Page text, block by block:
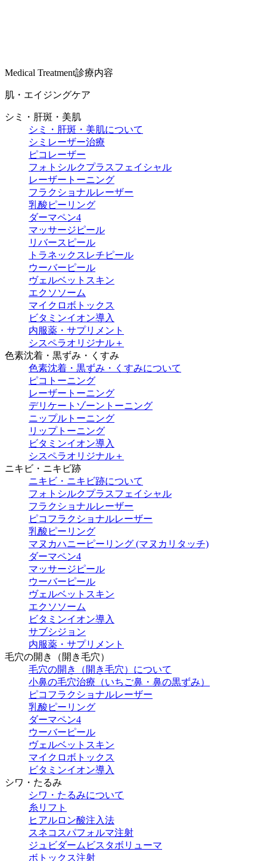
Medical Treatment診療内容
肌・エイジングケア
シミ・肝斑・美肌
シミ・肝斑・美肌について
シミレーザー治療
ピコレーザー
フォトシルクプラスフェイシャル
レーザートーニング
フラクショナルレーザー
乳酸ピーリング
ダーマペン4
マッサージピール
リバースピール
トラネックスレチピール
ウーバーピール
ヴェルベットスキン
エクソソーム
マイクロボトックス
ビタミンイオン導入
内服薬・サプリメント
シスペラオリジナル＋
色素沈着・黒ずみ・くすみ
色素沈着・黒ずみ・くすみについて
ピコトーニング
レーザートーニング
デリケートゾーントーニング
ニップルトーニング
リップトーニング
ビタミンイオン導入
シスペラオリジナル＋
ニキビ・ニキビ跡
ニキビ・ニキビ跡について
フォトシルクプラスフェイシャル
フラクショナルレーザー
ピコフラクショナルレーザー
乳酸ピーリング
マヌカハニーピーリング (マヌカリタッチ)
ダーマペン4
マッサージピール
ウーバーピール
ヴェルベットスキン
エクソソーム
ビタミンイオン導入
サブシジョン
内服薬・サプリメント
毛穴の開き（開き毛穴）
毛穴の開き（開き毛穴）について
小鼻の毛穴治療（いちご鼻・鼻の黒ずみ）
ピコフラクショナルレーザー
乳酸ピーリング
ダーマペン4
ウーバーピール
ヴェルベットスキン
マイクロボトックス
ビタミンイオン導入
シワ・たるみ
シワ・たるみについて
糸リフト
ヒアルロン酸注入法
スネコスパフォルマ注射
ジュビダームビスタボリューマ
ボトックス注射